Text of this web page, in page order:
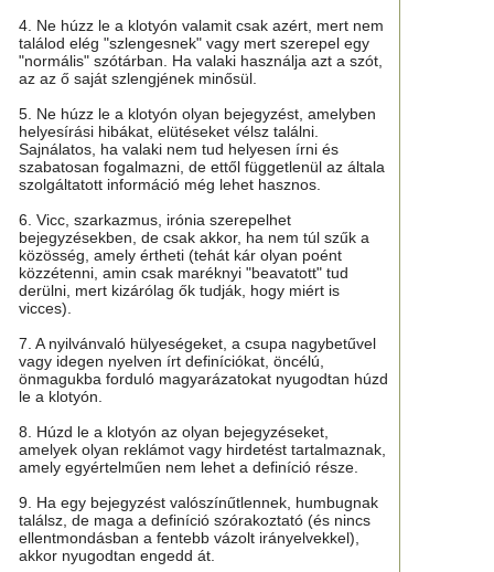
4. Ne húzz le a klotyón valamit csak azért, mert nem
találod elég "szlengesnek" vagy mert szerepel egy
"normális" szótárban. Ha valaki használja azt a szót,
az az ő saját szlengjének minősül.
5. Ne húzz le a klotyón olyan bejegyzést, amelyben
helyesírási hibákat, elütéseket vélsz találni.
Sajnálatos, ha valaki nem tud helyesen írni és
szabatosan fogalmazni, de ettől függetlenül az általa
szolgáltatott információ még lehet hasznos.
6. Vicc, szarkazmus, irónia szerepelhet
bejegyzésekben, de csak akkor, ha nem túl szűk a
közösség, amely értheti (tehát kár olyan poént
közzétenni, amin csak maréknyi "beavatott" tud
derülni, mert kizárólag ők tudják, hogy miért is
vicces).
7. A nyilvánvaló hülyeségeket, a csupa nagybetűvel
vagy idegen nyelven írt definíciókat, öncélú,
önmagukba forduló magyarázatokat nyugodtan húzd
le a klotyón.
8. Húzd le a klotyón az olyan bejegyzéseket,
amelyek olyan reklámot vagy hirdetést tartalmaznak,
amely egyértelműen nem lehet a definíció része.
9. Ha egy bejegyzést valószínűtlennek, humbugnak
találsz, de maga a definíció szórakoztató (és nincs
ellentmondásban a fentebb vázolt irányelvekkel),
akkor nyugodtan engedd át.